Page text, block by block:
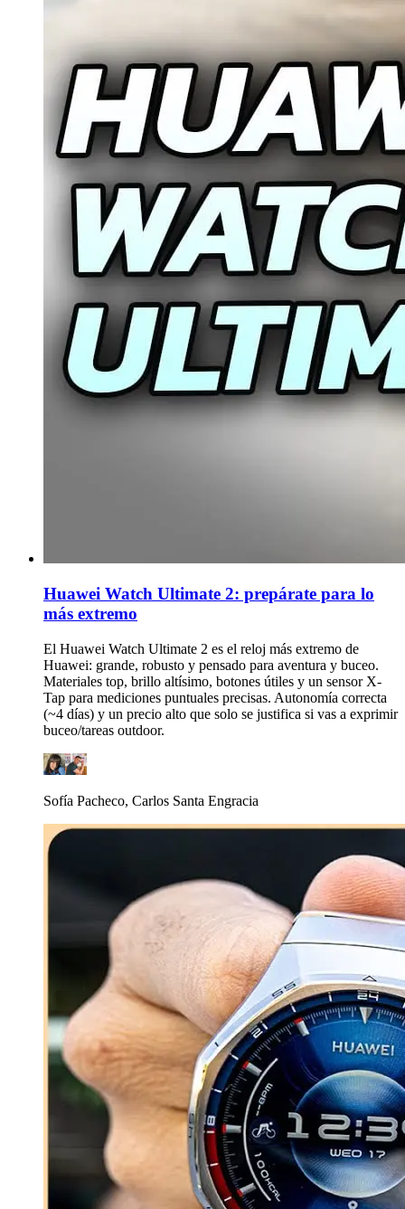
Huawei Watch Ultimate 2: prepárate para lo
más extremo
El Huawei Watch Ultimate 2 es el reloj más extremo de
Huawei: grande, robusto y pensado para aventura y buceo.
Materiales top, brillo altísimo, botones útiles y un sensor X-
Tap para mediciones puntuales precisas. Autonomía correcta
(~4 días) y un precio alto que solo se justifica si vas a exprimir
buceo/tareas outdoor.
Sofía Pacheco, Carlos Santa Engracia